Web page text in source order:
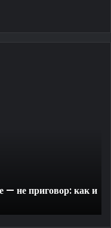
приговор: как и